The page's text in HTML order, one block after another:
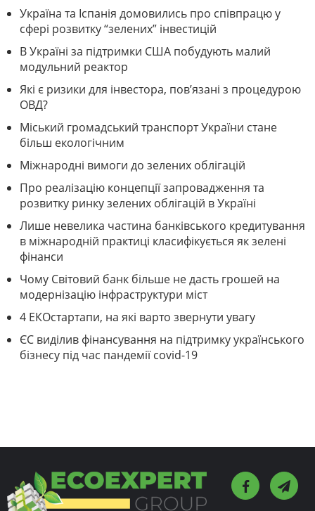
Україна та Іспанія домовились про співпрацю у
сфері розвитку “зелених” інвестицій
В Україні за підтримки США побудують малий
модульний реактор
Які є ризики для інвестора, пов’язані з процедурою
ОВД?
Міський громадський транспорт України стане
більш екологічним
Міжнародні вимоги до зелених облігацій
Про реалізацію концепції запровадження та
розвитку ринку зелених облігацій в Україні
Лише невелика частина банківського кредитування
в міжнародній практиці класифікується як зелені
фінанси
Чому Світовий банк більше не дасть грошей на
модернізацію інфраструктури міст
4 ЕКОстартапи, на які варто звернути увагу
ЄС виділив фінансування на підтримку українського
бізнесу під час пандемії covid-19